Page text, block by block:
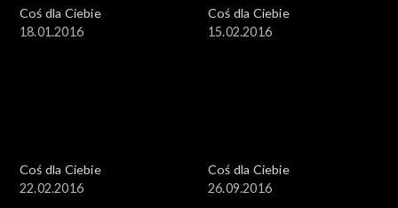
Coś dla Ciebie
18.01.2016
Coś dla Ciebie
15.02.2016
Coś dla Ciebie
22.02.2016
Coś dla Ciebie
26.09.2016